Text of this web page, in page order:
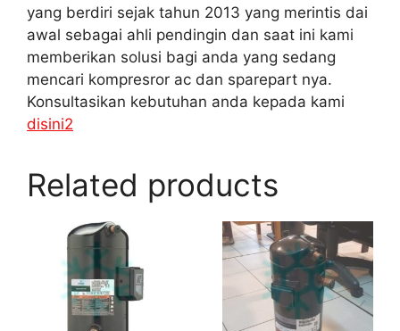
yang berdiri sejak tahun 2013 yang merintis dai
awal sebagai ahli pendingin dan saat ini kami
memberikan solusi bagi anda yang sedang
mencari kompresror ac dan sparepart nya.
Konsultasikan kebutuhan anda kepada kami
disini2
Related products